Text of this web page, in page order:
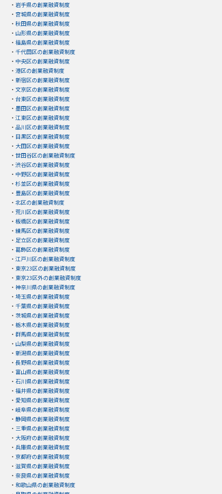
・ 岩手県の創業融資制度
・ 宮城県の創業融資制度
・ 秋田県の創業融資制度
・ 山形県の創業融資制度
・ 福島県の創業融資制度
・ 千代田区の創業融資制度
・ 中央区の創業融資制度
・ 港区の創業融資制度
・ 新宿区の創業融資制度
・ 文京区の創業融資制度
・ 台東区の創業融資制度
・ 墨田区の創業融資制度
・ 江東区の創業融資制度
・ 品川区の創業融資制度
・ 目黒区の創業融資制度
・ 大田区の創業融資制度
・ 世田谷区の創業融資制度
・ 渋谷区の創業融資制度
・ 中野区の創業融資制度
・ 杉並区の創業融資制度
・ 豊島区の創業融資制度
・ 北区の創業融資制度
・ 荒川区の創業融資制度
・ 板橋区の創業融資制度
・ 練馬区の創業融資制度
・ 足立区の創業融資制度
・ 葛飾区の創業融資制度
・ 江戸川区の創業融資制度
・ 東京23区の創業融資制度
・ 東京23区外の創業融資制度
・ 神奈川県の創業融資制度
・ 埼玉県の創業融資制度
・ 千葉県の創業融資制度
・ 茨城県の創業融資制度
・ 栃木県の創業融資制度
・ 群馬県の創業融資制度
・ 山梨県の創業融資制度
・ 新潟県の創業融資制度
・ 長野県の創業融資制度
・ 富山県の創業融資制度
・ 石川県の創業融資制度
・ 福井県の創業融資制度
・ 愛知県の創業融資制度
・ 岐阜県の創業融資制度
・ 静岡県の創業融資制度
・ 三重県の創業融資制度
・ 大阪府の創業融資制度
・ 兵庫県の創業融資制度
・ 京都府の創業融資制度
・ 滋賀県の創業融資制度
・ 奈良県の創業融資制度
・ 和歌山県の創業融資制度